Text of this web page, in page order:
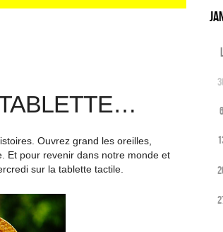
Ouvrez grand les oreilles,
Et pour revenir dans notre monde et
sur la tablette tactile.
6